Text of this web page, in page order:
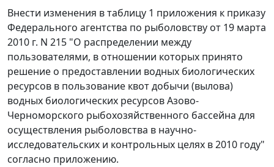
Внести изменения в таблицу 1 приложения к приказу
Федерального агентства по рыболовству от 19 марта
2010 г. N 215 "О распределении между
пользователями, в отношении которых принято
решение о предоставлении водных биологических
ресурсов в пользование квот добычи (вылова)
водных биологических ресурсов Азово-
Черноморского рыбохозяйственного бассейна для
осуществления рыболовства в научно-
исследовательских и контрольных целях в 2010 году"
согласно приложению.